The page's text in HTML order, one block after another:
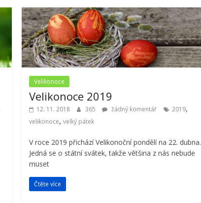
Velikonoce
Velikonoce 2019
12. 11. 2018 365 žádný komentář 2019,
velikonoce,velký pátek
V roce 2019 přichází Velikonoční pondělí na 22. dubna.
Jedná se o státní svátek, takže většina z nás nebude
muset
Čtěte více